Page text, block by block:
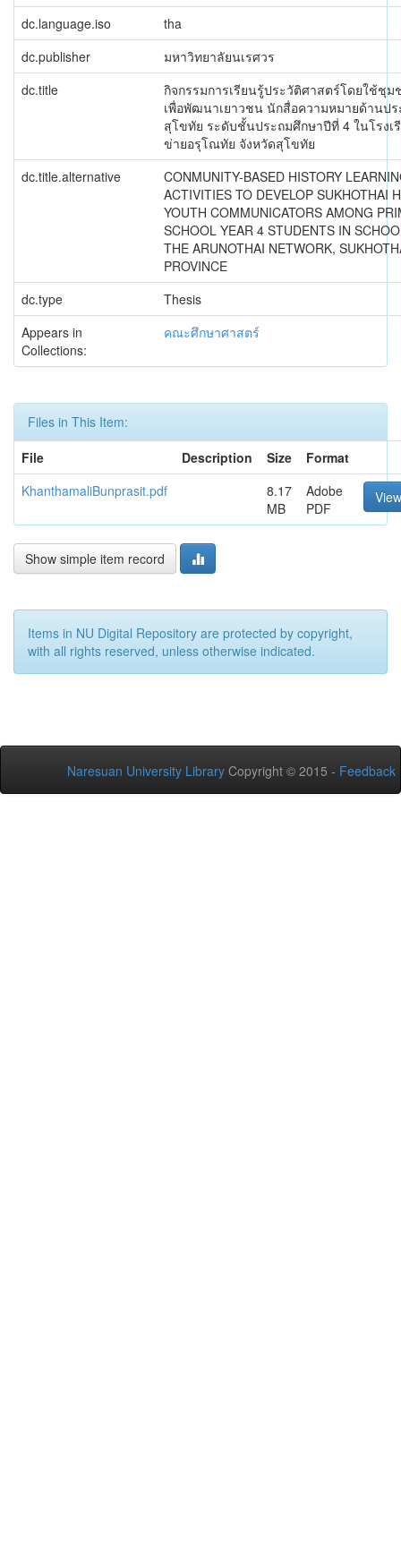
dc.language.iso
tha
dc.publisher
มหาวิทยาลัยนเรศวร
dc.title
กิจกรรมการเรียนรู้ประวัติศาสตร์โดยใช้ชุ
เพื่อพัฒนาเยาวชน นักสื่อความหมายด้านป
สุโขทัย ระดับชั้นประถมศึกษาปีที่ 4 ในโรงเ
ข่ายอรุโณทัย จังหวัดสุโขทัย
dc.title.alternative
CONMUNITY-BASED HISTORY
ACTIVITIES TO DEVELOP SUKHOTHAI
YOUTH COMMUNICATORS AMONG
SCHOOL YEAR 4 STUDENTS IN
THE ARUNOTHAI NETWORK,
PROVINCE
dc.type
Thesis
Appears in
Collections:
คณะศึกษาศาสตร์
Files in This Item:
File
Description Size
Format
KhanthamaliBunprasit.pdf
8.17
MB
Adobe
PDF
Show simple item record
Items in NU Digital Repository are protected by copyright,
with all rights reserved, unless otherwise indicated.
Naresuan University Library Copyright © 2015 - Feedback